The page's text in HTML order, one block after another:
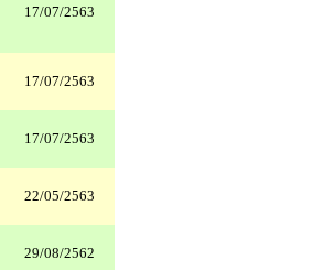
17/07/2563
17/07/2563
17/07/2563
22/05/2563
29/08/2562